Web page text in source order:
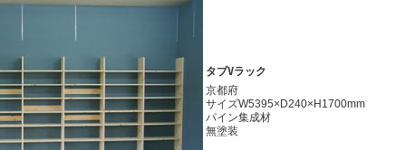
タブVラック
京都府
サイズW5395×D240×H1700mm
パイン集成材
無塗装